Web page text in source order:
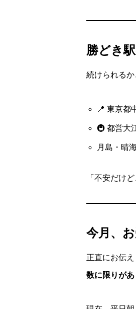
勝どき
続けられるか
📍 東京都
🚇 都営大
月島・晴
「不安だけ
今月、
正直にお伝え
数に限りがあ